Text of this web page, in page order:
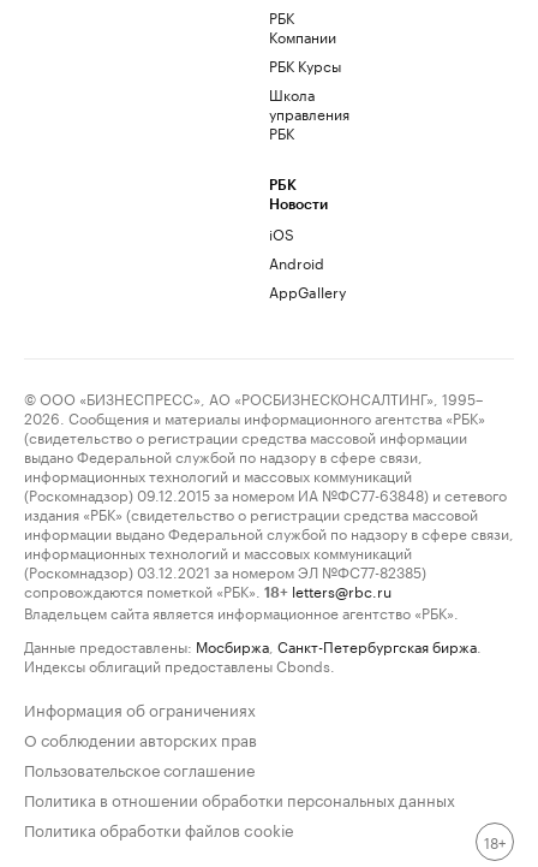
РБК
Компании
РБК Курсы
Школа
управления
РБК
РБК
Новости
iOS
Android
AppGallery
© ООО «БИЗНЕСПРЕСС», АО «РОСБИЗНЕСКОНСАЛТИНГ», 1995–
2026. Сообщения и материалы информационного агентства «РБК»
(свидетельство о регистрации средства массовой информации
выдано Федеральной службой по надзору в сфере связи,
информационных технологий и массовых коммуникаций
(Роскомнадзор) 09.12.2015 за номером ИА №ФС77-63848) и сетевого
издания «РБК» (свидетельство о регистрации средства массовой
информации выдано Федеральной службой по надзору в сфере связи,
информационных технологий и массовых коммуникаций
(Роскомнадзор) 03.12.2021 за номером ЭЛ №ФС77-82385)
сопровождаются пометкой «РБК».
18+ letters@rbc.ru
Владельцем сайта является информационное агентство «РБК».
Данные предоставлены: Мосбиржа Санкт-Петербургская биржа
Индексы облигаций предоставлены Cbonds.
Информация об ограничениях
О соблюдении авторских прав
Пользовательское соглашение
Политика в отношении обработки персональных данных
Политика обработки файлов cookie
18+